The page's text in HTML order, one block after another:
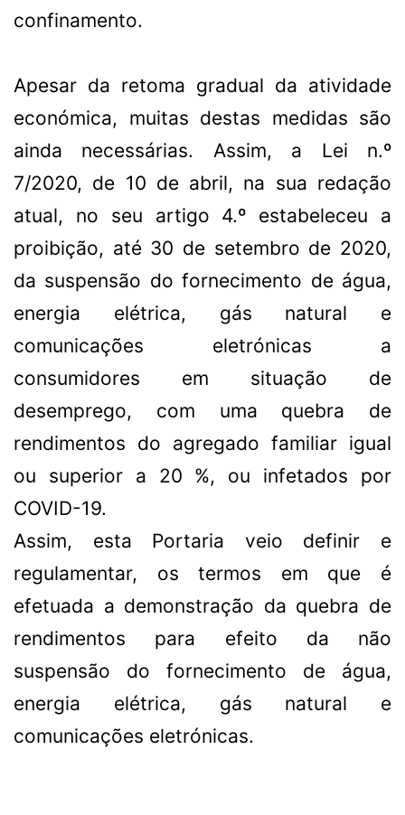
confinamento.
Apesar da retoma gradual da atividade
económica, muitas destas medidas são
ainda necessárias. Assim, a Lei n.º
7/2020, de 10 de abril, na sua redação
atual, no seu artigo 4.º estabeleceu a
proibição, até 30 de setembro de 2020,
da suspensão do fornecimento de água,
energia elétrica, gás natural e
comunicações eletrónicas a
consumidores em situação de
desemprego, com uma quebra de
rendimentos do agregado familiar igual
ou superior a 20 %, ou infetados por
COVID-19.
Assim, esta Portaria veio definir e
regulamentar, os termos em que é
efetuada a demonstração da quebra de
rendimentos para efeito da não
suspensão do fornecimento de água,
energia elétrica, gás natural e
comunicações eletrónicas.